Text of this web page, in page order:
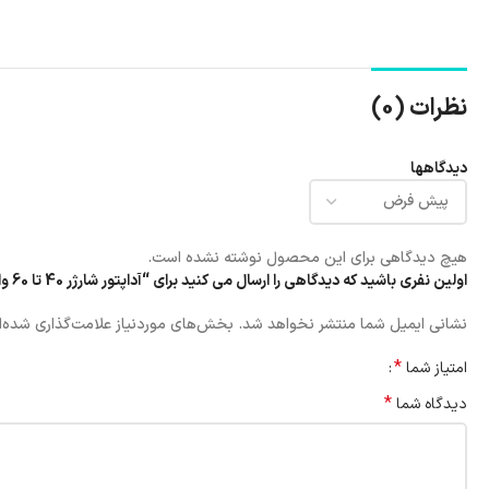
نظرات (0)
دیدگاهها
هیچ دیدگاهی برای این محصول نوشته نشده است.
اولین نفری باشید که دیدگاهی را ارسال می کنید برای “آداپتور شارژر 40 تا 60 وات USB-C اپل پارت نامبر اورجینال”
نشانی ایمیل شما منتشر نخواهد شد. بخش‌های موردنیاز علامت‌گذاری
امتیاز شما*
دیدگاه شما*